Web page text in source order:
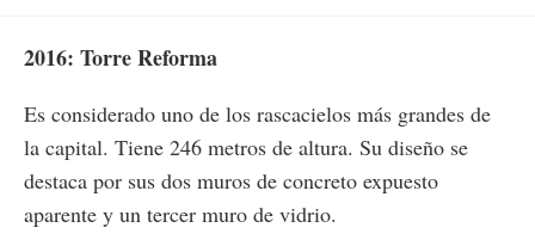
2016: Torre Reforma
Es considerado uno de los rascacielos más grandes de
la capital. Tiene 246 metros de altura. Su diseño se
destaca por sus dos muros de concreto expuesto
aparente y un tercer muro de vidrio.